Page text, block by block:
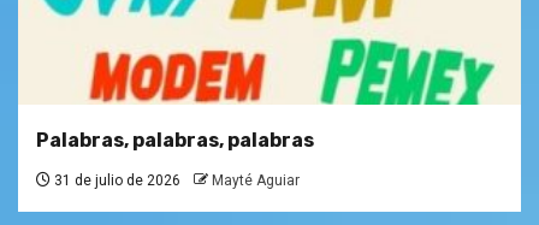
Palabras, palabras, palabras
31 de julio de 2026 Mayté Aguiar